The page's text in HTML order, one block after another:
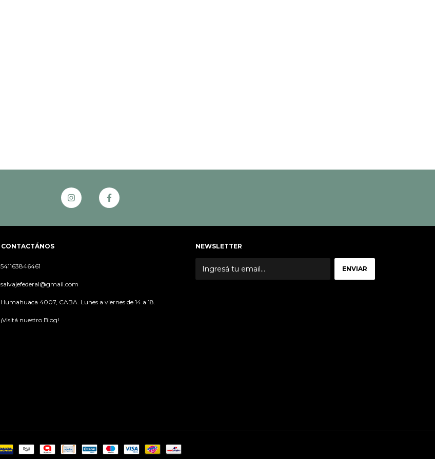
CONTACTÁNOS
541163846461
salvajefederal@gmail.com
Humahuaca 4007, CABA. Lunes a viernes de 14 a 18.
¡Visitá nuestro Blog!
NEWSLETTER